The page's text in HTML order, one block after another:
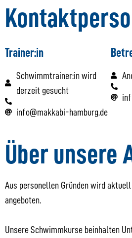
Trainer:in
Schwimmtrainer:in wird
derzeit gesucht
info@makkabi-hamburg.de
Über unsere
Aus personellen Gründen wird
angeboten.
Unsere Schwimmkurse beinhalten